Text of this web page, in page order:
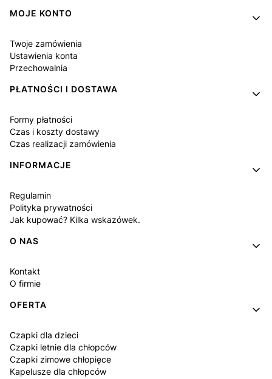
MOJE KONTO
Twoje zamówienia
Ustawienia konta
Przechowalnia
PŁATNOŚCI I DOSTAWA
Formy płatności
Czas i koszty dostawy
Czas realizacji zamówienia
INFORMACJE
Regulamin
Polityka prywatności
Jak kupować? Kilka wskazówek.
O NAS
Kontakt
O firmie
OFERTA
Czapki dla dzieci
Czapki letnie dla chłopców
Czapki zimowe chłopięce
Kapelusze dla chłopców